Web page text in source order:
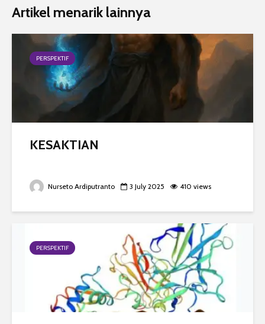
Artikel menarik lainnya
PERSPEKTIF
KESAKTIAN
Nurseto Ardiputranto 3 July 2025 410 views
PERSPEKTIF